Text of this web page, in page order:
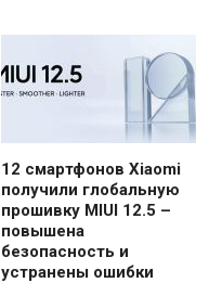
12 смартфонов Xiaomi
получили глобальную
прошивку MIUI 12.5 –
повышена
безопасность и
устранены ошибки